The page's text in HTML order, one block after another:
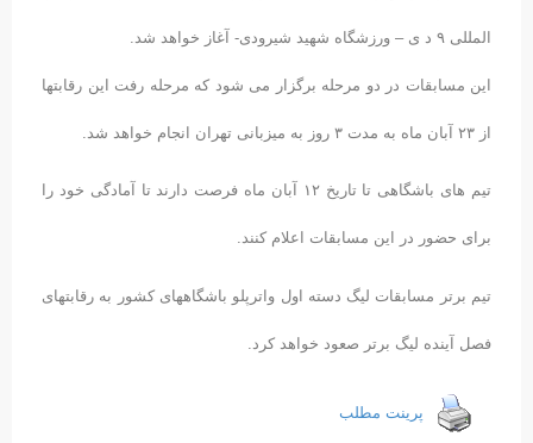
المللی ٩ د ی – ورزشگاه شهید شیرودی- آغاز خواهد شد.
این مسابقات در دو مرحله برگزار می شود که مرحله رفت این رقابتها
از ٢٣ آبان ماه به مدت ٣ روز به میزبانی تهران انجام خواهد شد.
تیم های باشگاهی تا تاریخ ١٢ آبان ماه فرصت دارند تا آمادگی خود را
برای حضور در این مسابقات اعلام کنند.
تیم برتر مسابقات لیگ دسته اول واترپلو باشگاههای کشور به رقابتهای
فصل آینده لیگ برتر صعود خواهد کرد.
پرینت مطلب